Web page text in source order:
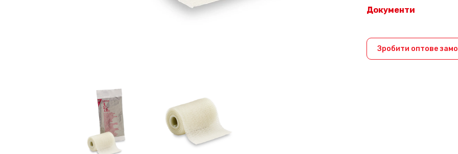
Документи
Зробити оптове